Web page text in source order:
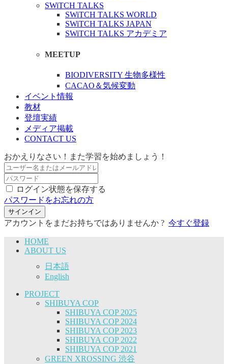
SWiTCH TALKS
SWiTCH TALKS WORLD
SWiTCH TALKS JAPAN
SWiTCH TALKS アカデミア
MEETUP
BIODIVERSITY 生物多様性
CACAO＆気候変動
イベント情報
教材
登壇実績
メディア掲載
CONTACT US
おかえりなさい！また学習を始めましょう！
ログイン状態を保存する
パスワードをお忘れの方
サインイン
アカウントをまだお持ちではありませんか ? 今すぐ登録
HOME
ABOUT US
日本語
English
PROJECT
SHIBUYA COP
SHIBUYA COP 2025
SHIBUYA COP 2024
SHIBUYA COP 2023
SHIBUYA COP 2022
SHIBUYA COP 2021
GREEN XROSSING 渋谷